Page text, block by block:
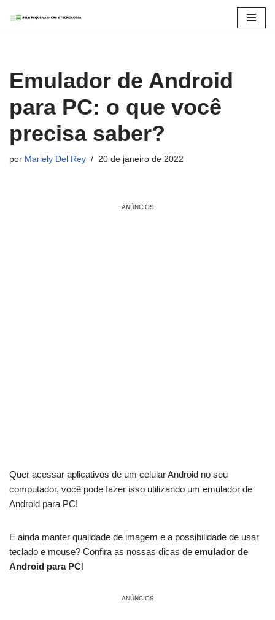
conteúdo
Emulador de Android
para PC: o que você
precisa saber?
por Mariely Del Rey 20 de janeiro de 2022
ANÚNCIOS
Quer acessar aplicativos de um celular Android no seu
computador, você pode fazer isso utilizando um emulador de
Android para PC!
E ainda manter qualidade de imagem e a possibilidade de usar
teclado e mouse? Confira as nossas dicas de emulador de
Android para PC!
ANÚNCIOS